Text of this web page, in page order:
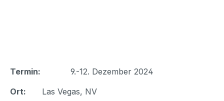
Termin:
9.-12. Dezember 2024
Ort:
Las Vegas, NV